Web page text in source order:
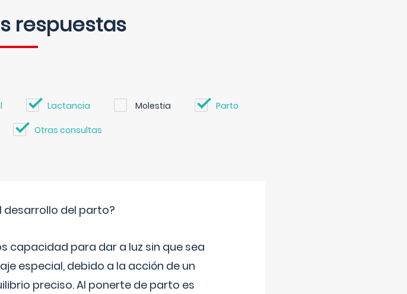
respuestas
Lactancia Molestia Parto
Otras consultas
desarrollo del parto?
capacidad para dar a luz sin que sea
especial, debido a la acción de un
preciso. Al ponerte de parto es